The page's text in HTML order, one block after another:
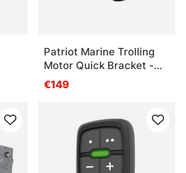
Patriot Marine Trolling
Motor Quick Bracket -
Aluminium
€149